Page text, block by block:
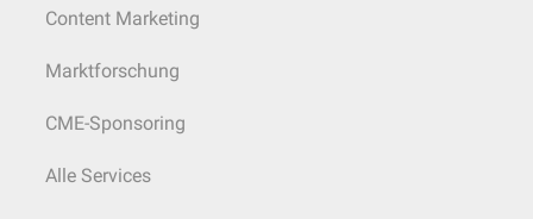
Content Marketing
Marktforschung
CME-Sponsoring
Alle Services